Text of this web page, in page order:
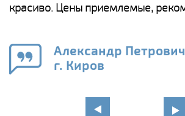
красиво. Цены приемлемые,
Александр
г. Киров